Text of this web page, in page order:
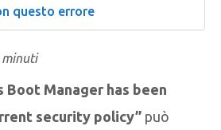
questo errore
minuti
Boot Manager has been
security policy” può